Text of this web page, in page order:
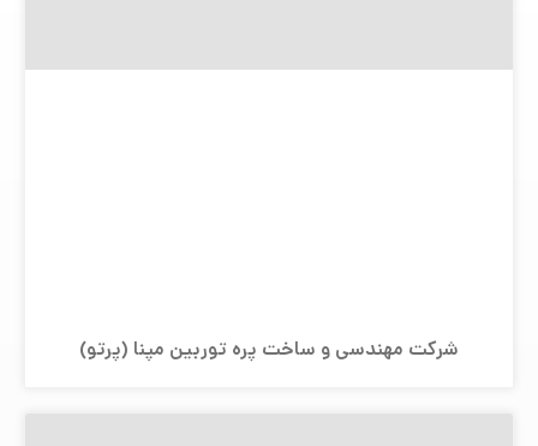
شرکت مهندسی و ساخت پره توربین مپنا (پرتو)